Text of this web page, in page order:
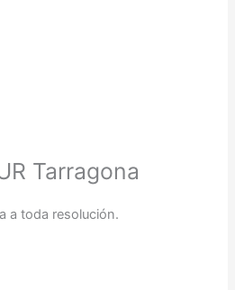
Tarragona
a toda resolución.